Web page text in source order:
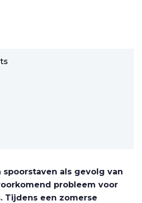
als gevolg van
probleem voor
Tijdens een zomerse